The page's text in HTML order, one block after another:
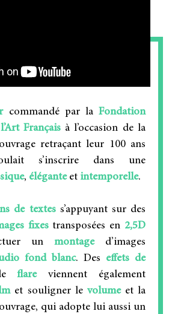
commandé par laFondation
Françaisà l’occasion de la
retraçant leur 100 ans
s’inscrire dans une
, éléganteet intemporelle.
de textess’appuyant sur des
fixestransposées en 2,5D
unmontaged’images
fond blanc. Des effets de
flareviennent également
et souligner le volumeet la
qui adopte lui aussi un